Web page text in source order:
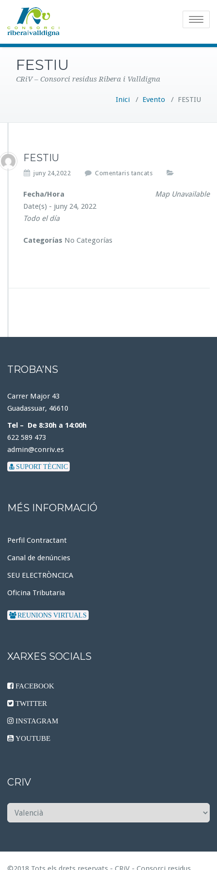
Toggle
FESTIU
CRiV – Consorci residus Ribera i Valldigna
Inici / Evento / FESTIU
FESTIU
juny 24,2022 Comentaris tancats
E
Map Unavailable
Fecha/Hora
Date(s) - juny 24, 2022
Todo el día
Categorías No Categorías
TROBA’NS
Carrer Major 43
Guadassuar, 46610
Tel – De 8:30h a 14:00h
622 589 473
admin@conriv.es
SUPORT TÈCNIC
MÉS INFORMACIÓ
Perfil Contractant
Canal de denúncies
SEU ELECTRÒNCICA
Oficina Tributaria
REUNIONS VIRTUALS
XARXES SOCIALS
FACEBOOK
TWITTER
INSTAGRAM
YOUTUBE
CRIV
C
R